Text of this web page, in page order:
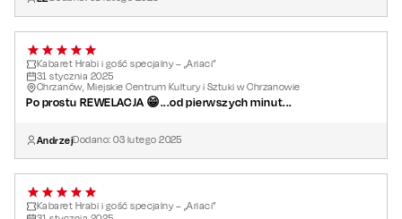
Majer, Łukasz Pietsch
Kabaret Hrabi i gość specjalny – „Ariaci”
31 stycznia 2025
Chrzanów, Miejskie Centrum Kultury i Sztuki w Chrzanowie
Po prostu REWELACJA 😁...od pierwszych minut...
AndrzejDodano:03 lutego 2025
Kabaret Hrabi i gość specjalny – „Ariaci”